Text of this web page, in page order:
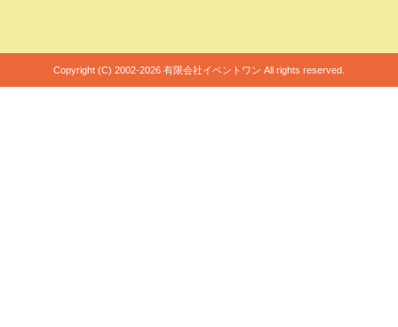
Copyright (C) 2002-2026 有限会社イベントワン All rights reserved.